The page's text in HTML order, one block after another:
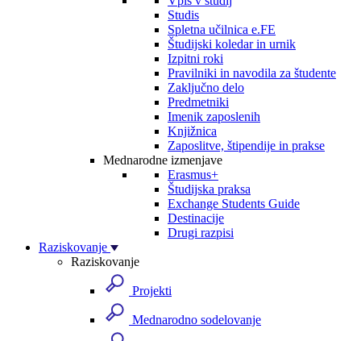
Studis
Spletna učilnica e.FE
Študijski koledar in urnik
Izpitni roki
Pravilniki in navodila za študente
Zaključno delo
Predmetniki
Imenik zaposlenih
Knjižnica
Zaposlitve, štipendije in prakse
Mednarodne izmenjave
Erasmus+
Študijska praksa
Exchange Students Guide
Destinacije
Drugi razpisi
Raziskovanje
Raziskovanje
Projekti
Mednarodno sodelovanje